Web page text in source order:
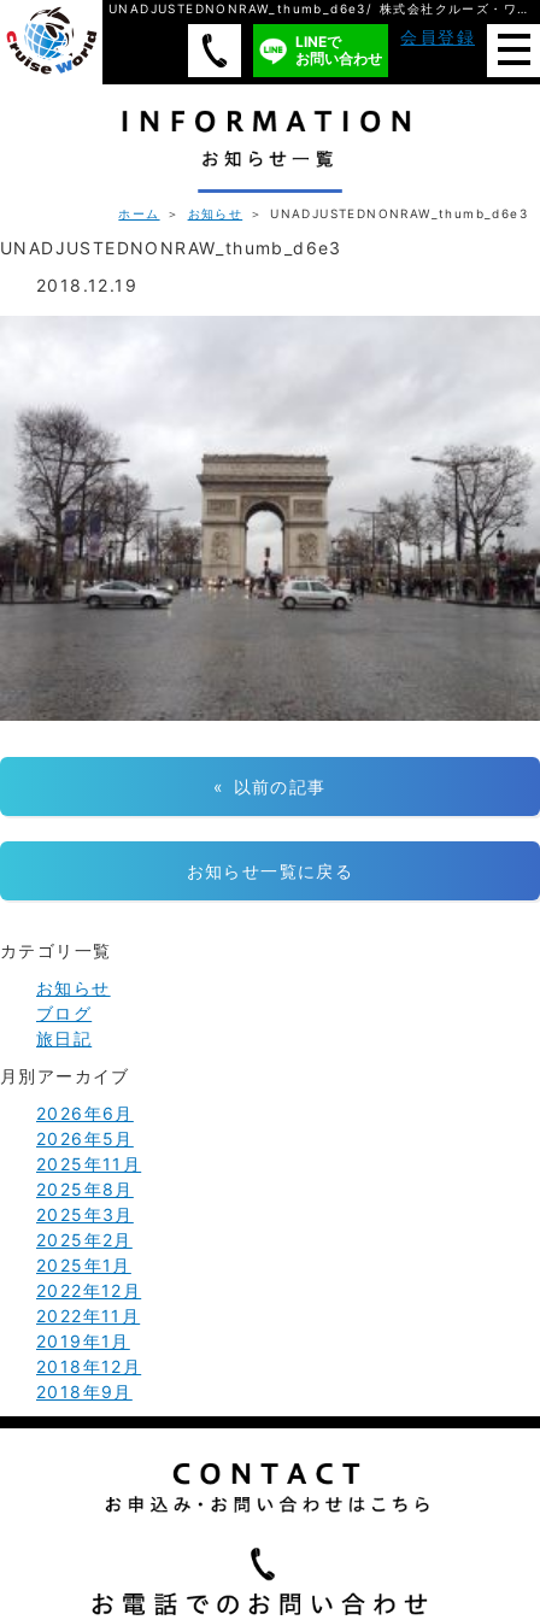
UNADJUSTEDNONRAW_thumb_d6e3/ 株式会社クルーズ・ワールド
LINEで
お問い合わせ
会員登録
ホーム ＞ お知らせ ＞ UNADJUSTEDNONRAW_thumb_d6e3
UNADJUSTEDNONRAW_thumb_d6e3
2018.12.19
« 以前の記事
お知らせ一覧に戻る
カテゴリ一覧
お知らせ
ブログ
旅日記
月別アーカイブ
2026年6月
2026年5月
2025年11月
2025年8月
2025年3月
2025年2月
2025年1月
2022年12月
2022年11月
2019年1月
2018年12月
2018年9月